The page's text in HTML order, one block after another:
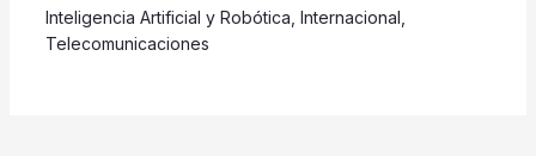
Inteligencia Artificial y Robótica Internacional
Telecomunicaciones